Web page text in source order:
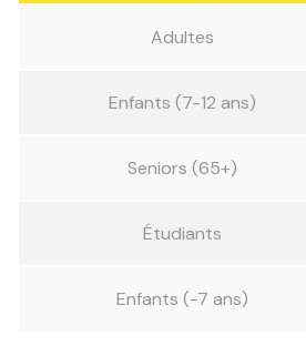
Adultes
Enfants (7-12 ans)
Seniors (65+)
Étudiants
Enfants (-7 ans)